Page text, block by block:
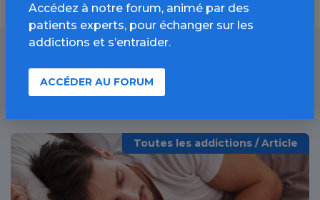
À lire aussi
Toutes les addictions / Article
Accédez à notre forum, animé par des
patients experts, pour échanger sur les
addictions et s’entraider.
ACCÉDER AU FORUM